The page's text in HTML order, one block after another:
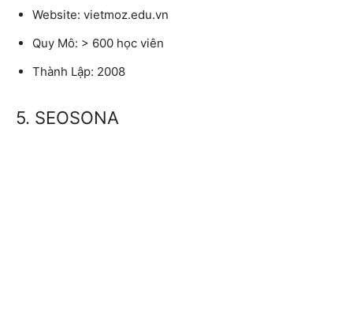
Website: vietmoz.edu.vn
Quy Mô: > 600 học viên
Thành Lập: 2008
5. SEOSONA